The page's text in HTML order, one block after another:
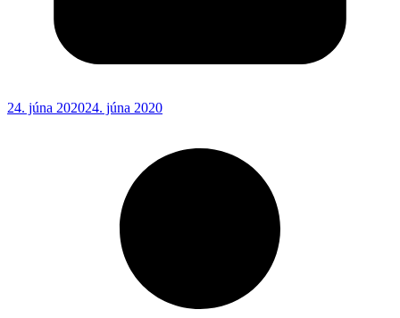
24. júna 202024. júna 2020